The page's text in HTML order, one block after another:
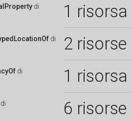
di 1 risorsa
di 2 risorse
di 1 risorsa
di 6 risorse